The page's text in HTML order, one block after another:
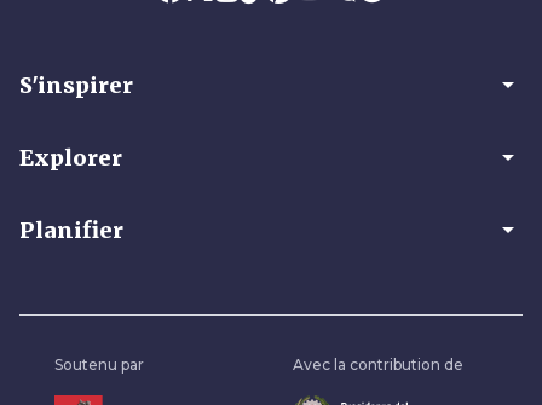
S'inspirer arrow_drop_down
Explorer arrow_drop_down
Planifier arrow_drop_down
Soutenu par Avec la contribution de